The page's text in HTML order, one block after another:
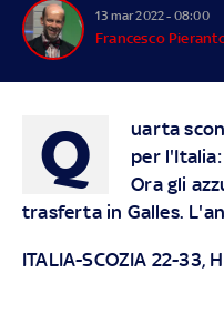
13 mar 2022 - 08:00
Francesco
Q
uarta
per l'Italia:
Ora gli
trasferta in Galles.
ITALIA-SCOZIA 22-33,